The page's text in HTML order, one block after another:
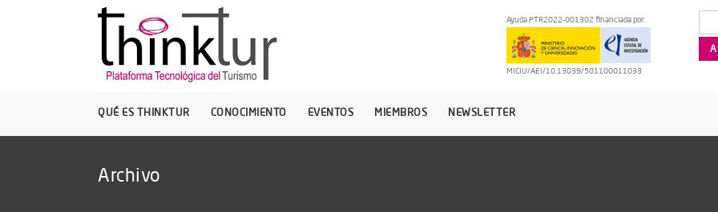
Ayuda PTR2022-001302 financiada por:
MICIU/AEI/10.13039/501100011033
QUÉ ES THINKTUR CONOCIMIENTO EVENTOS MIEMBROS NEWSLETTER
Archivo